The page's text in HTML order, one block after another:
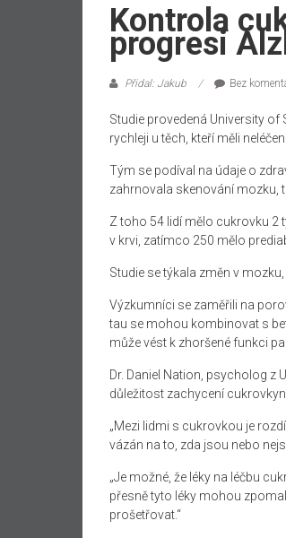
Kontrola
progresi
Přidal: Jakub Bez
Studie provedená University
rychleji u těch, kteří měli
Tým se podíval na údaje o
zahrnovala skenování mozku,
Z toho 54 lidí mělo cukrovku 2
v krvi, zatímco 250 mělo
Studie se týkala změn v
Výzkumníci se zaměřili na
tau se mohou kombinovat s
může vést k zhoršené funkci
Dr. Daniel Nation, psycholog z
důležitost zachycení
„Mezi lidmi s cukrovkou je
vázán na to, zda jsou nebo
„Je možné, že léky na léčbu
přesně tyto léky mohou
prošetřovat.“